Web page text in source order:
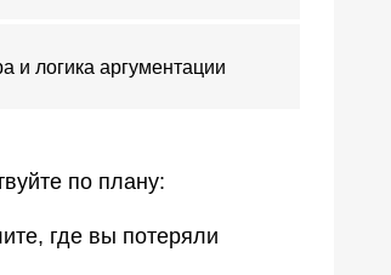
и логика аргументации
по плану:
где вы потеряли